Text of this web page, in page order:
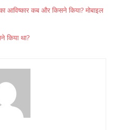
कब और किसने किया? मोबाइल
किया था?